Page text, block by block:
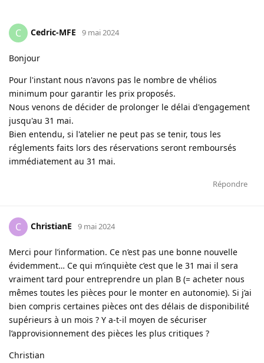
C Cedric-MFE 9 mai 2024
Bonjour
Pour l'instant nous n'avons pas le nombre de vhélios
minimum pour garantir les prix proposés.
Nous venons de décider de prolonger le délai d'engagement
jusqu'au 31 mai.
Bien entendu, si l'atelier ne peut pas se tenir, tous les
réglements faits lors des réservations seront remboursés
immédiatement au 31 mai.
Répondre
C ChristianE 9 mai 2024
Merci pour l’information. Ce n’est pas une bonne nouvelle
évidemment… Ce qui m’inquiète c’est que le 31 mai il sera
vraiment tard pour entreprendre un plan B (= acheter nous
mêmes toutes les pièces pour le monter en autonomie). Si j’ai
bien compris certaines pièces ont des délais de disponibilité
supérieurs à un mois ? Y a-t-il moyen de sécuriser
l’approvisionnement des pièces les plus critiques ?
Christian